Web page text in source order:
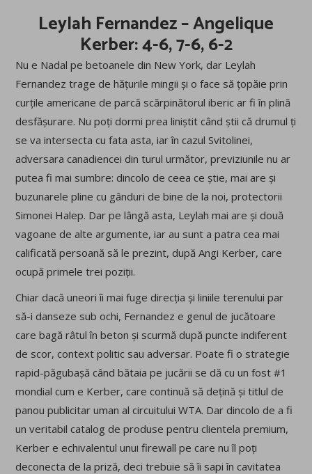
Leylah Fernandez – Angelique
Kerber: 4-6, 7-6, 6-2
Nu e Nadal pe betoanele din New York, dar Leylah
Fernandez trage de hățurile mingii și o face să țopăie prin
curțile americane de parcă scărpinătorul iberic ar fi în plină
desfășurare. Nu poți dormi prea liniștit când știi că drumul ți
se va intersecta cu fata asta, iar în cazul Svitolinei,
adversara canadiencei din turul următor, previziunile nu ar
putea fi mai sumbre: dincolo de ceea ce știe, mai are și
buzunarele pline cu gânduri de bine de la noi, protectorii
Simonei Halep. Dar pe lângă asta, Leylah mai are și două
vagoane de alte argumente, iar au sunt a patra cea mai
calificată persoană să le prezint, după Angi Kerber, care
ocupă primele trei poziții.
Chiar dacă uneori îi mai fuge direcția și liniile terenului par
să-i danseze sub ochi, Fernandez e genul de jucătoare
care bagă râtul în beton și scurmă după puncte indiferent
de scor, context politic sau adversar. Poate fi o strategie
rapid-păgubașă când bătaia pe jucării se dă cu un fost #1
mondial cum e Kerber, care continuă să dețină și titlul de
panou publicitar uman al circuitului WTA. Dar dincolo de a fi
un veritabil catalog de produse pentru clientela premium,
Kerber e echivalentul unui firewall pe care nu îl poți
deconecta de la priză, deci trebuie să îi sapi în cavitatea